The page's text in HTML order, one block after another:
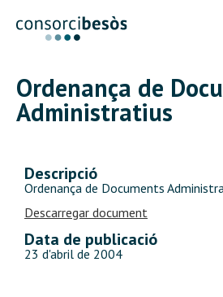
Ordenança de
Administratius
Descripció
Ordenança de Documents
Descarregar document
Data de publicació
23 d'abril de 2004